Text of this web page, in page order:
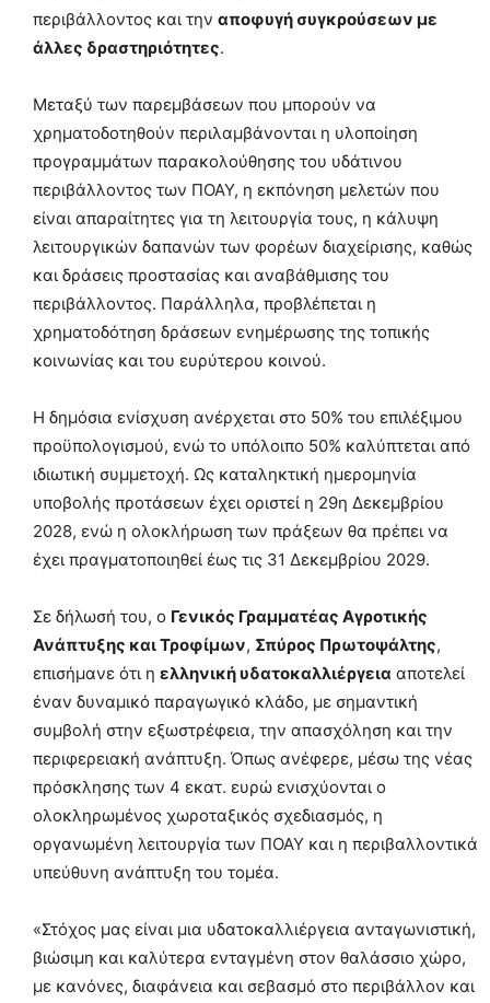
περιβάλλοντος και την αποφυγή συγκρούσεων με
άλλες δραστηριότητες.
Μεταξύ των παρεμβάσεων που μπορούν να
χρηματοδοτηθούν περιλαμβάνονται η υλοποίηση
προγραμμάτων παρακολούθησης του υδάτινου
περιβάλλοντος των ΠΟΑΥ, η εκπόνηση μελετών που
είναι απαραίτητες για τη λειτουργία τους, η κάλυψη
λειτουργικών δαπανών των φορέων διαχείρισης, καθώς
και δράσεις προστασίας και αναβάθμισης του
περιβάλλοντος. Παράλληλα, προβλέπεται η
χρηματοδότηση δράσεων ενημέρωσης της τοπικής
κοινωνίας και του ευρύτερου κοινού.
Η δημόσια ενίσχυση ανέρχεται στο 50% του επιλέξιμου
προϋπολογισμού, ενώ το υπόλοιπο 50% καλύπτεται από
ιδιωτική συμμετοχή. Ως καταληκτική ημερομηνία
υποβολής προτάσεων έχει οριστεί η 29η Δεκεμβρίου
2028, ενώ η ολοκλήρωση των πράξεων θα πρέπει να
έχει πραγματοποιηθεί έως τις 31 Δεκεμβρίου 2029.
Σε δήλωσή του, ο Γενικός Γραμματέας Αγροτικής
Ανάπτυξης και Τροφίμων, Σπύρος Πρωτοψάλτης,
επισήμανε ότι η ελληνική υδατοκαλλιέργεια αποτελεί
έναν δυναμικό παραγωγικό κλάδο, με σημαντική
συμβολή στην εξωστρέφεια, την απασχόληση και την
περιφερειακή ανάπτυξη. Όπως ανέφερε, μέσω της νέας
πρόσκλησης των 4 εκατ. ευρώ ενισχύονται ο
ολοκληρωμένος χωροταξικός σχεδιασμός, η
οργανωμένη λειτουργία των ΠΟΑΥ και η περιβαλλοντικά
υπεύθυνη ανάπτυξη του τομέα.
«Στόχος μας είναι μια υδατοκαλλιέργεια ανταγωνιστική,
βιώσιμη και καλύτερα ενταγμένη στον θαλάσσιο χώρο,
με κανόνες, διαφάνεια και σεβασμό στο περιβάλλον και